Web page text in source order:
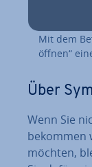
Mit dem
öffnen“
Über
Wenn Sie
bekommen
möchten,